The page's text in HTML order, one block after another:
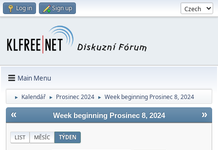
Log in Sign up
Main Menu
► Kalendář ► Prosinec 2024 ► Week beginning Prosinec 8, 2024
« »
Week beginning Prosinec 8, 2024
LIST MĚSÍC TÝDEN